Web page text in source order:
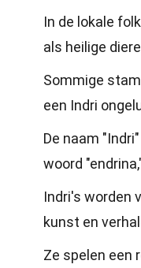
In de lokale
als heilige
Sommige
een Indri
De naam
woord
Indri's worden
kunst en
Ze spelen een